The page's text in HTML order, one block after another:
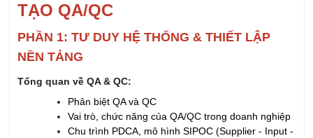
TẠO QA/QC
PHẦN 1: TƯ DUY HỆ THỐNG & THIẾT LẬP
NỀN TẢNG
Tổng quan về QA & QC:
Phân biệt QA và QC
Vai trò, chức năng của QA/QC trong doanh nghiệp
Chu trình PDCA, mô hình SIPOC (Supplier - Input -